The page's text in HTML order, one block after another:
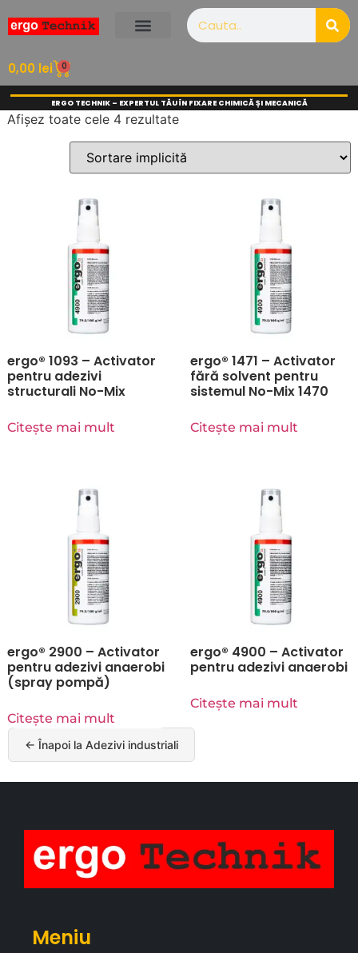
0,00 lei 0
ERGO TECHNIK – EXPERTUL TĂU ÎN FIXARE CHIMICĂ ȘI MECANICĂ
← Înapoi la Adezivi industriali
Afișez toate cele 4 rezultate
ergo® 1093 – Activator
pentru adezivi
structurali No-Mix
Citește mai mult
ergo® 1471 – Activator
fără solvent pentru
sistemul No-Mix 1470
Citește mai mult
ergo® 2900 – Activator
pentru adezivi anaerobi
(spray pompă)
Citește mai mult
ergo® 4900 – Activator
pentru adezivi anaerobi
Citește mai mult
Meniu